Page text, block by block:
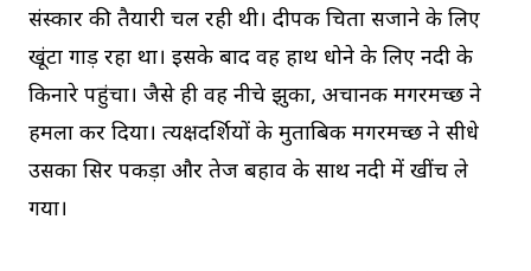
संस्कार की तैयारी चल रही थी। दीपक चिता सजाने के लिए
खूंटा गाड़ रहा था। इसके बाद वह हाथ धोने के लिए नदी के
किनारे पहुंचा। जैसे ही वह नीचे झुका, अचानक मगरमच्छ ने
हमला कर दिया। प्रत्यक्षदर्शियों के मुताबिक मगरमच्छ ने सीधे
उसका सिर पकड़ा और तेज बहाव के साथ नदी में खींच ले
गया।